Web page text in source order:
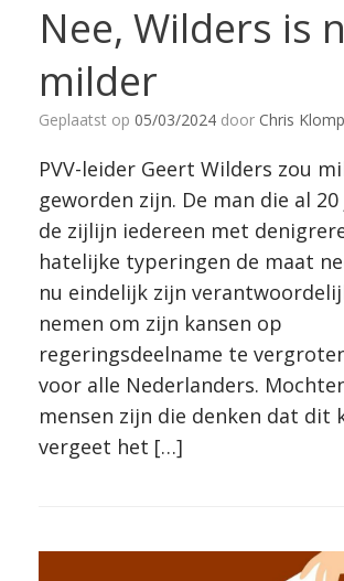
Nee, Wilders is
milder
Geplaatst op 05/03/2024 door Chris Klomp
PVV-leider Geert Wilders zou
geworden zijn. De man die al
de zijlijn iedereen met
hatelijke typeringen de maat
nu eindelijk zijn
nemen om zijn kansen op
regeringsdeelname te
voor alle Nederlanders.
mensen zijn die denken dat dit
vergeet het […]